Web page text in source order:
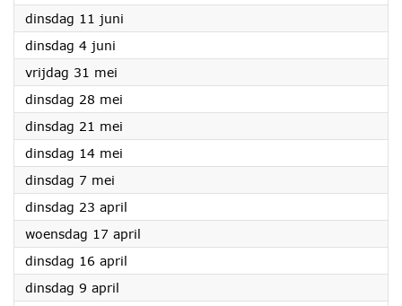
dinsdag 11 juni
dinsdag 4 juni
vrijdag 31 mei
dinsdag 28 mei
dinsdag 21 mei
dinsdag 14 mei
dinsdag 7 mei
dinsdag 23 april
woensdag 17 april
dinsdag 16 april
dinsdag 9 april